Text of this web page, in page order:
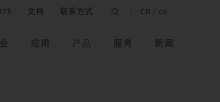
文档 联系方式 CN / cn
应用 产品 服务 新闻